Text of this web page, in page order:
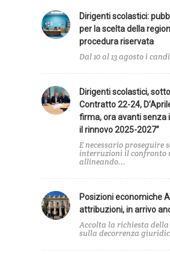
Dirigenti scolastici:
per la scelta della
procedura riservata
Dal 10 al 13 agosto i
Dirigenti scolastici,
Contratto 22-24,
firma, ora avanti senza
il rinnovo 2025-2027”
È necessario proseguire
interruzioni il confronto
allineando...
Posizioni economiche
attribuzioni, in arrivo
Accolta la richiesta della
sulla decorrenza